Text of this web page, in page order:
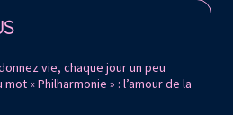
vie, chaque jour un peu
« Philharmonie » : l’amour de la
Paris sur